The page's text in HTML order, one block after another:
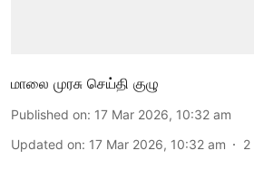
மாலை முரசு செய்தி குழு
Published on: 17 Mar 2026, 10:32 am
Updated on: 17 Mar 2026, 10:32 am 2